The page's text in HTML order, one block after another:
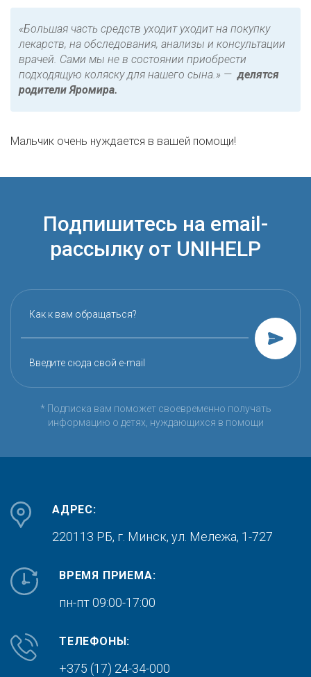
«Большая часть средств уходит уходит на покупку
лекарств, на обследования, анализы и консультации
врачей. Сами мы не в состоянии приобрести
подходящую коляску для нашего сына.» —делятся
родители Яромира.
Мальчик очень нуждается в вашей помощи!
Подпишитесь на email-
рассылку от UNIHELP
Как к вам обращаться?
Введите сюда свой e-mail
* Подписка вам поможет своевременно получать
информацию о детях, нуждающихся в помощи
АДРЕС:
220113 РБ, г. Минск, ул. Мележа, 1-727
ВРЕМЯ ПРИЕМА:
пн-пт 09:00-17:00
ТЕЛЕФОНЫ:
+375 (17) 24-34-000